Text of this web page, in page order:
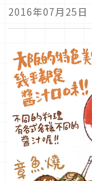
2016年07月25日